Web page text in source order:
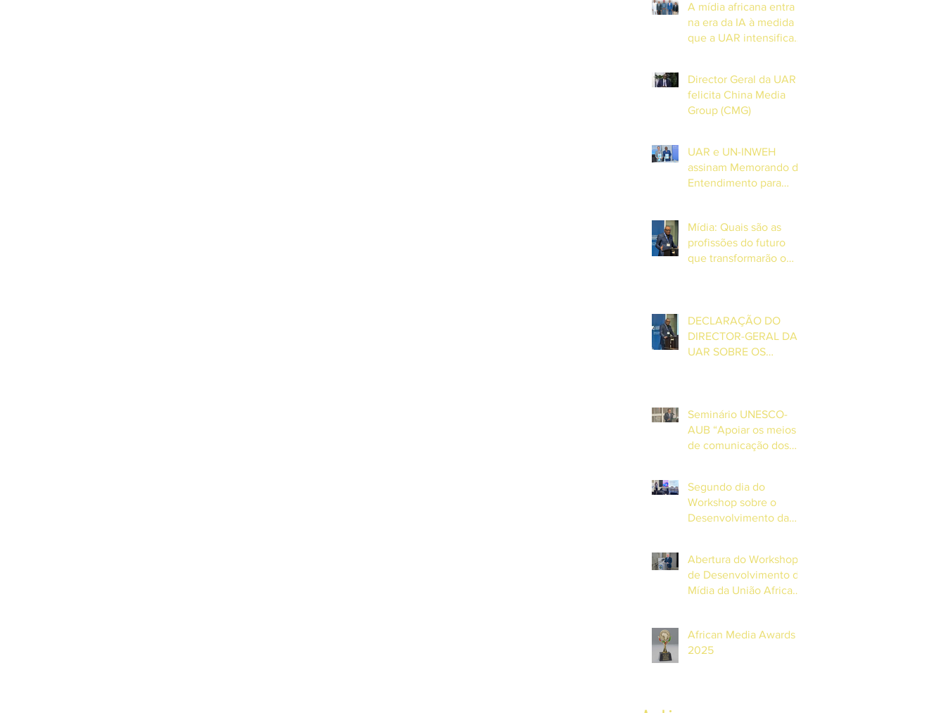
DiamniadioO
Presidente da União
Africana de
Jean-Martial Adou,
realizou uma visita
A mídia africana entra
na era da IA à medida
que a UAR intensifica
continental de
Inteligência Artificial.
Director Geral da UAR
felicita China Media
Group (CMG)
UAR e UN-INWEH
assinam Memorando de
Entendimento para
Global de Media em
Dakar
Mídia: Quais são as
profissões do futuro
que transformarão o
UAR, Grégoire Ndjaka
DECLARAÇÃO DO
DIRECTOR-GERAL DA
UAR SOBRE OS
MÍDIA DE SERVIÇO
PÚBLICO NA ÁFRICA E
NA EUROPA
Seminário UNESCO-
AUB “Apoiar os meios
de comunicação dos
e desastres”
Segundo dia do
Workshop sobre o
Desenvolvimento da
e UNESCO
Abertura do Workshop
de Desenvolvimento da
Mídia da União Africana
Maurícias
African Media Awards
2025